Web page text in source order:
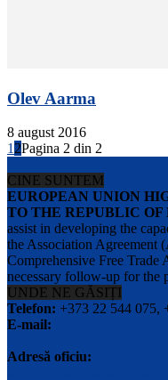
Olev Aarma
8 august 2016
1 2Pagina 2 din 2
CINE SUNTEM
EUROPEAN UNION
TO THE REPUBLIC OF
assist in developing the
the Association Agreement
Comprehensive Free Trade
necessary follow-up for the
UNDE NE GĂSIȚI
Telefon: +373 22 544 075,
E-mail:
Adresă oficiu: